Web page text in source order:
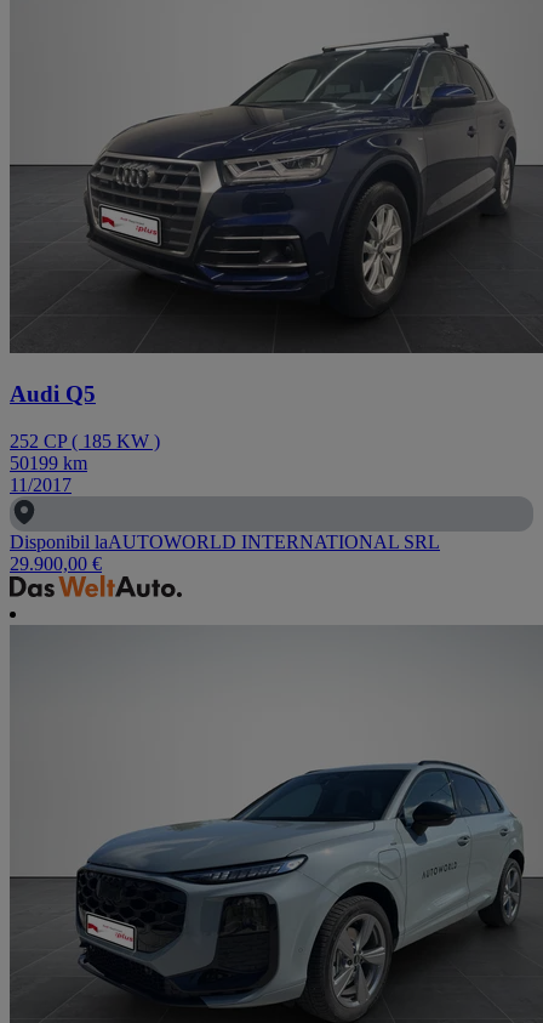
Audi Q5
252 CP( 185 KW )
50199 km
11/2017
Disponibil laAUTOWORLD INTERNATIONAL SRL
29.900,00 €